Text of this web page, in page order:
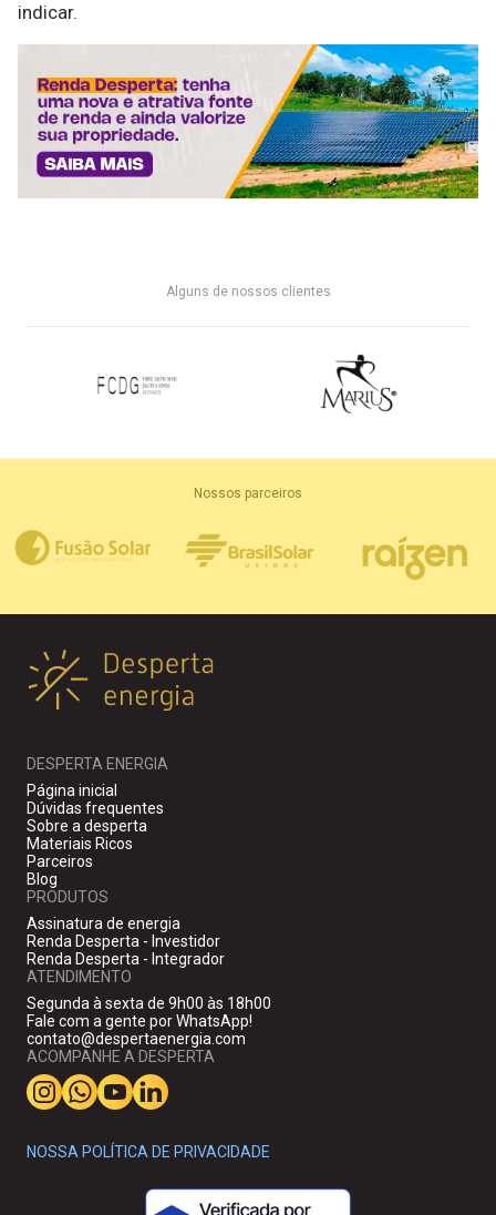
indicar.
Alguns de nossos clientes
Nossos parceiros
DESPERTA ENERGIA
Página inicial
Dúvidas frequentes
Sobre a desperta
Materiais Ricos
Parceiros
Blog
PRODUTOS
Assinatura de energia
Renda Desperta - Investidor
Renda Desperta - Integrador
ATENDIMENTO
Segunda à sexta de 9h00 às 18h00
Fale com a gente por WhatsApp!
contato@despertaenergia.com
ACOMPANHE A DESPERTA
NOSSA POLÍTICA DE PRIVACIDADE